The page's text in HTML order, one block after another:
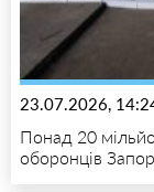
23.07.2026,
Понад 20
оборонців